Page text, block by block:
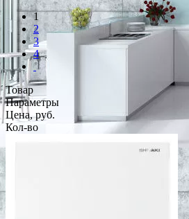
1
2
3
4
Товар
Параметры
Цена, руб.
Кол-во